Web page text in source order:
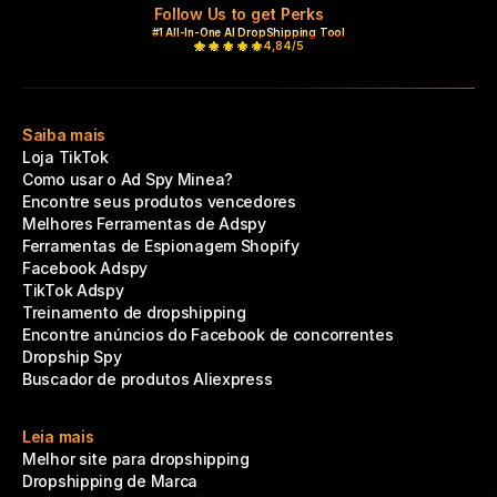
Follow Us to get Perks
#1 All-In-One AI DropShipping Tool
4,84/5
Saiba mais
Loja TikTok
Como usar o Ad Spy Minea?
Encontre seus produtos vencedores
Melhores Ferramentas de Adspy
Ferramentas de Espionagem Shopify
Facebook Adspy
TikTok Adspy
Treinamento de dropshipping
Encontre anúncios do Facebook de concorrentes
Dropship Spy
Buscador de produtos Aliexpress
Leia mais
Melhor site para dropshipping
Dropshipping de Marca